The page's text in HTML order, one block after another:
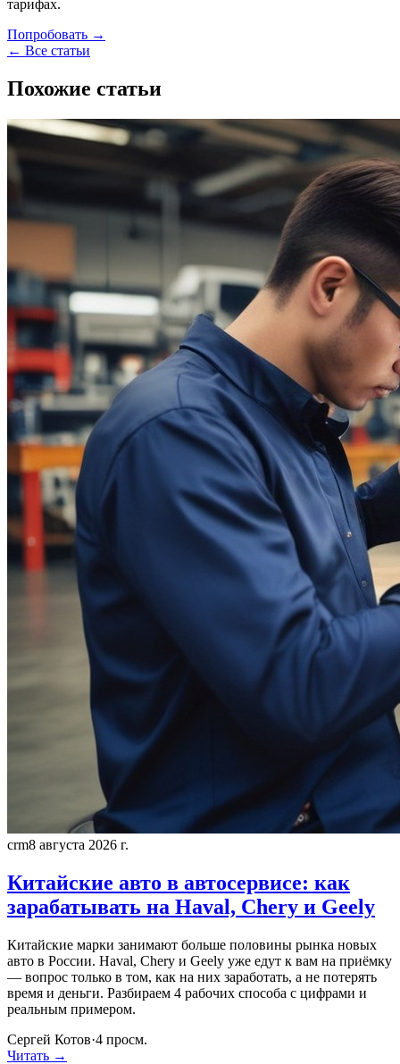
тарифах.
Попробовать →
← Все статьи
Похожие статьи
crm8 августа 2026 г.
Китайские авто в автосервисе: как
зарабатывать на Haval, Chery и Geely
Китайские марки занимают больше половины рынка новых
авто в России. Haval, Chery и Geely уже едут к вам на приёмку
— вопрос только в том, как на них заработать, а не потерять
время и деньги. Разбираем 4 рабочих способа с цифрами и
реальным примером.
Сергей Котов·4 просм.
Читать →